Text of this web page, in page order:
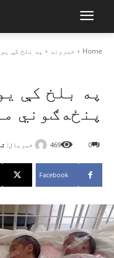
Home خبرونه په بلخ کې
په بلخ کې
پنځه‌ګوني
خبریال: 0
469
Facebook